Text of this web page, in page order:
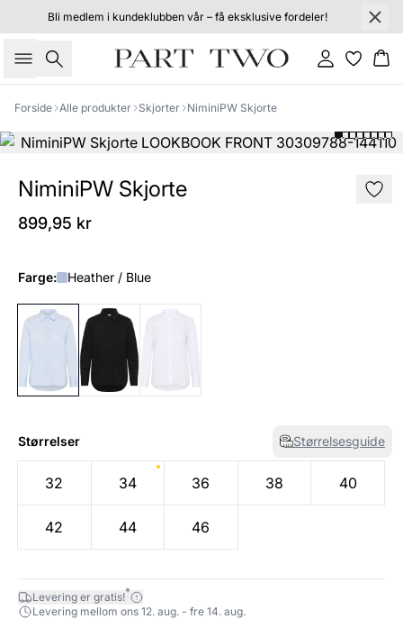
Bli medlem i kundeklubben vår – få eksklusive fordeler!
Søk Logg inn
Forside Alle produkter Skjorter NiminiPW Skjorte
NiminiPW Skjorte
899,95 kr
Farge: Heather / Blue
Størrelser Størrelsesguide
32 34 36 38 40
42 44 46
Levering er gratis!*
Levering mellom ons 12. aug. - fre 14. aug.